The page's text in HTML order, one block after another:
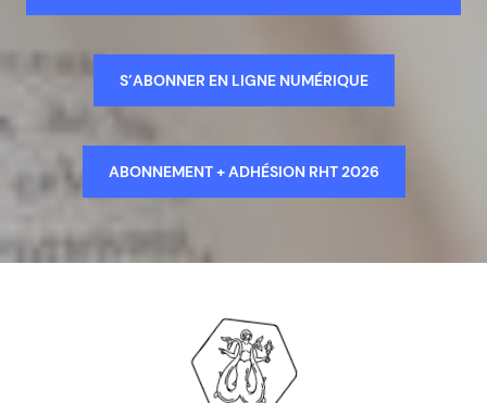
S’ABONNER EN LIGNE NUMÉRIQUE
ABONNEMENT + ADHÉSION RHT 2026